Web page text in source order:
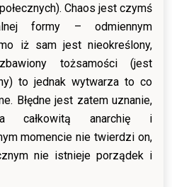
Chaos jest czymś
formy – odmiennym
iż sam jest nieokreślony,
tożsamości (jest
to jednak wytwarza to co
Błędne jest zatem uznanie,
całkowitą anarchię i
momencie nie twierdzi on,
nie istnieje porządek i